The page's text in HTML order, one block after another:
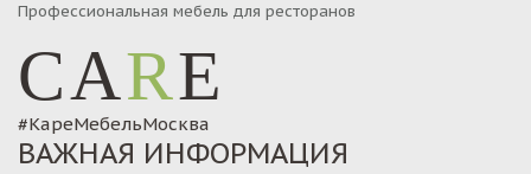
Профессиональная мебель для ресторанов
CARE
#КареМебельМосква
ВАЖНАЯ ИНФОРМАЦИЯ